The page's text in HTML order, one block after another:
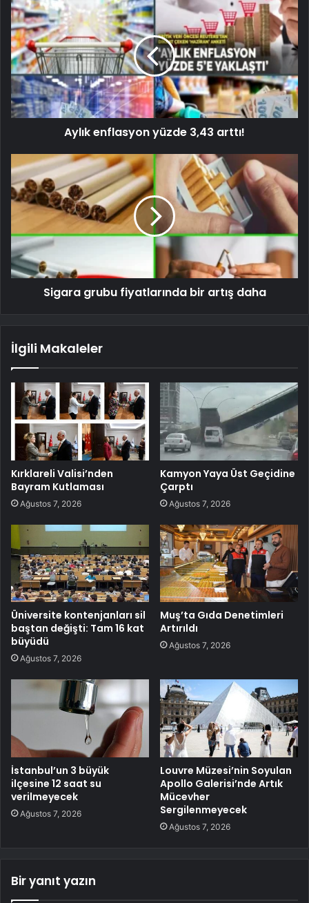
Aylık enflasyon yüzde 3,43 arttı!
Sigara grubu fiyatlarında bir artış daha
İlgili Makaleler
Kırklareli Valisi’nden
Bayram Kutlaması
Ağustos 7, 2026
Kamyon Yaya Üst Geçidine
Çarptı
Ağustos 7, 2026
Üniversite kontenjanları sil
baştan değişti: Tam 16 kat
büyüdü
Ağustos 7, 2026
Muş’ta Gıda Denetimleri
Artırıldı
Ağustos 7, 2026
İstanbul’un 3 büyük
ilçesine 12 saat su
verilmeyecek
Ağustos 7, 2026
Louvre Müzesi’nin Soyulan
Apollo Galerisi’nde Artık
Mücevher
Sergilenmeyecek
Ağustos 7, 2026
Bir yanıt yazın